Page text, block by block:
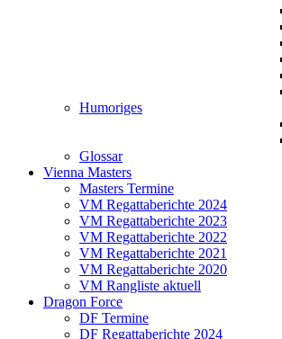
Humoriges
Glossar
Vienna Masters
Masters Termine
VM Regattaberichte 2024
VM Regattaberichte 2023
VM Regattaberichte 2022
VM Regattaberichte 2021
VM Regattaberichte 2020
VM Rangliste aktuell
Dragon Force
DF Termine
DF Regattaberichte 2024